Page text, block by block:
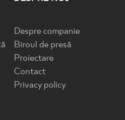
Despre companie
Biroul de presă
Proiectare
Contact
Privacy policy